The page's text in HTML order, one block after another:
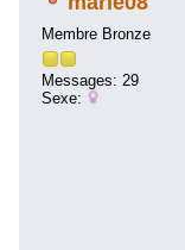
Membre Bronze
Messages: 29
Sexe: